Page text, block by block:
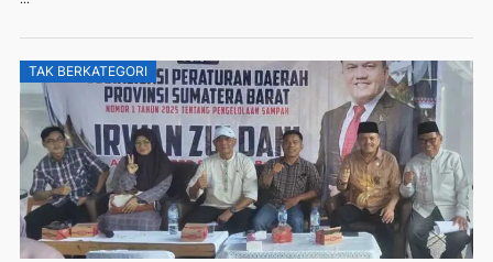
TAK BERKATEGORI